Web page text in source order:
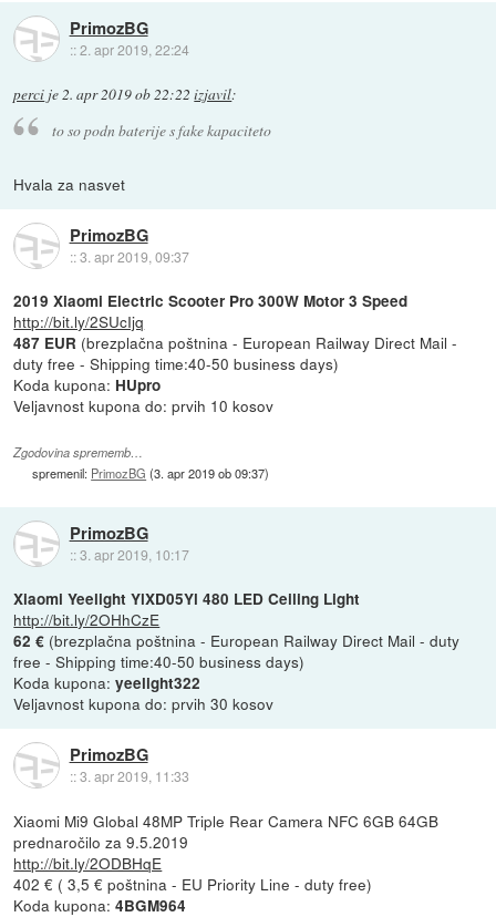
PrimozBG
::2. apr 2019, 22:24
perci je2. apr 2019 ob 22:22 izjavil:
to so podn baterije s fake kapaciteto
Hvala za nasvet
PrimozBG
::3. apr 2019, 09:37
2019 Xiaomi Electric Scooter Pro 300W Motor 3 Speed
http://bit.ly/2SUcIjq
487 EUR (brezplačna poštnina - European Railway Direct Mail -
duty free - Shipping time:40-50 business days)
Koda kupona: HUpro
Veljavnost kupona do: prvih 10 kosov
Zgodovina sprememb…
spremenil: PrimozBG (3. apr 2019 ob 09:37)
PrimozBG
::3. apr 2019, 10:17
Xiaomi Yeelight YlXD05Yl 480 LED Ceiling Light
http://bit.ly/2OHhCzE
62 € (brezplačna poštnina - European Railway Direct Mail - duty
free - Shipping time:40-50 business days)
Koda kupona:yeelight322
Veljavnost kupona do: prvih 30 kosov
PrimozBG
::3. apr 2019, 11:33
Xiaomi Mi9 Global 48MP Triple Rear Camera NFC 6GB 64GB
prednaročilo za 9.5.2019
http://bit.ly/2ODBHqE
402 € ( 3,5 € poštnina - EU Priority Line - duty free)
Koda kupona:4BGM964